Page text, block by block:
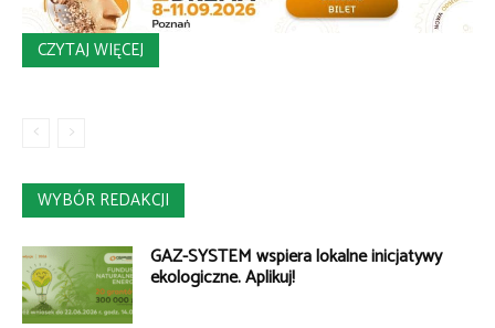
CZYTAJ WIĘCEJ
WYBÓR REDAKCJI
GAZ-SYSTEM wspiera lokalne inicjatywy
ekologiczne. Aplikuj!